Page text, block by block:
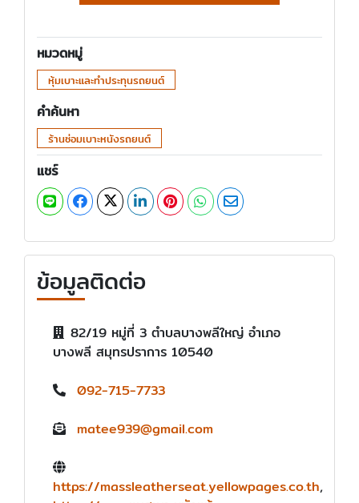
หมวดหมู่
หุ้มเบาะและทำประทุนรถยนต์
คำค้นหา
ร้านซ่อมเบาะหนังรถยนต์
แชร์
ข้อมูลติดต่อ
82/19 หมู่ที่ 3 ตำบลบางพลีใหญ่ อำเภอ
บางพลี สมุทรปราการ 10540
092-715-7733
matee939@gmail.com
https://massleatherseat.yellowpages.co.th,